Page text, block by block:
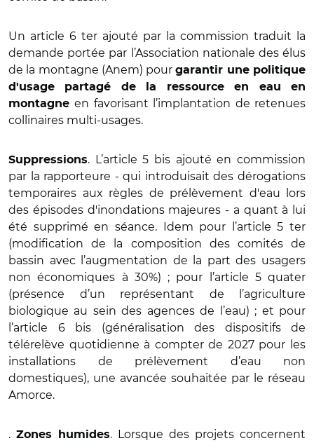
Un article 6 ter ajouté par la commission traduit la
demande portée par l’Association nationale des élus
de la montagne (Anem) pourgarantir une politique
d'usage partagé de la ressource en eau en
montagneen favorisant l’implantation de retenues
collinaires multi-usages.
Suppressions. L’article 5 bis ajouté en commission
par la rapporteure - qui introduisait des dérogations
temporaires aux règles de prélèvement d'eau lors
des épisodes d'inondations majeures - a quant à lui
été supprimé en séance. Idem pour l’article 5 ter
(modification de la composition des comités de
bassin avec l’augmentation de la part des usagers
non économiques à 30%) ; pour l’article 5 quater
(présence d’un représentant de l’agriculture
biologique au sein des agences de l’eau) ; et pour
l’article 6 bis (généralisation des dispositifs de
télérelève quotidienne à compter de 2027 pour les
installations de prélèvement d’eau non
domestiques), une avancée souhaitée par le réseau
Amorce.
. Zones humides. Lorsque des projets concernent